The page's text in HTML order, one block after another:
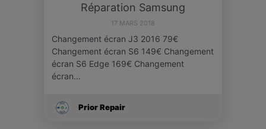
Réparation Samsung
17 MARS 2018
Changement écran J3 2016 79€
Changement écran S6 149€ Changement
écran S6 Edge 169€ Changement
écran…
Prior Repair